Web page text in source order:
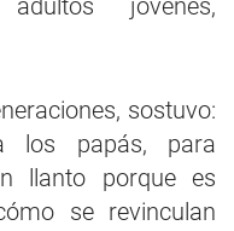
jóvenes,
sostuvo:
los papás, para
llanto porque es
se revinculan